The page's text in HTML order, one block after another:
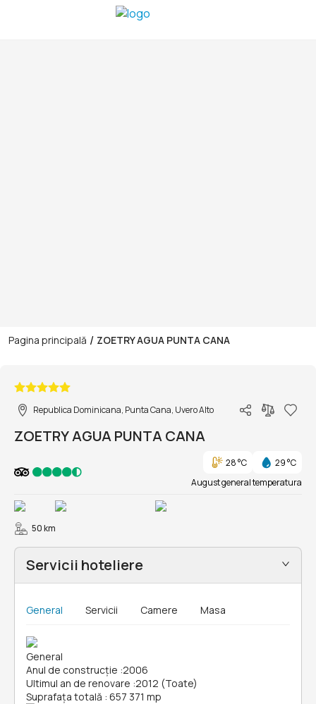
Pagina principală / ZOETRY AGUA PUNTA CANA
Republica Dominicana, Punta Cana, Uvero Alto
ZOETRY AGUA PUNTA CANA
28 °C
29 °C
August general temperatura
50 km
Servicii hoteliere
General Servicii Camere Masa
General
Anul de construcție :2006
Ultimul an de renovare :2012 (Toate)
Suprafața totală : 657 371 mp